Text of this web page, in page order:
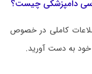
دامپزشکی چیست؟
کاملی در خصوص
به دست آورید.